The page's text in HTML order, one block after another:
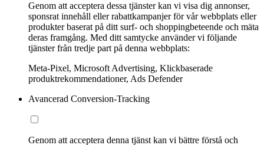
Genom att acceptera dessa tjänster kan vi visa dig annonser,
sponsrat innehåll eller rabattkampanjer för vår webbplats eller
produkter baserat på ditt surf- och shoppingbeteende och mäta
deras framgång. Med ditt samtycke använder vi följande
tjänster från tredje part på denna webbplats:
Meta-Pixel, Microsoft Advertising, Klickbaserade
produktrekommendationer, Ads Defender
Avancerad Conversion-Tracking
Genom att acceptera denna tjänst kan vi bättre förstå och